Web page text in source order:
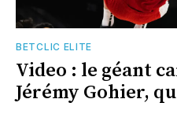
BETCLIC ELITE
Video : le géant
Jérémy Gohier,